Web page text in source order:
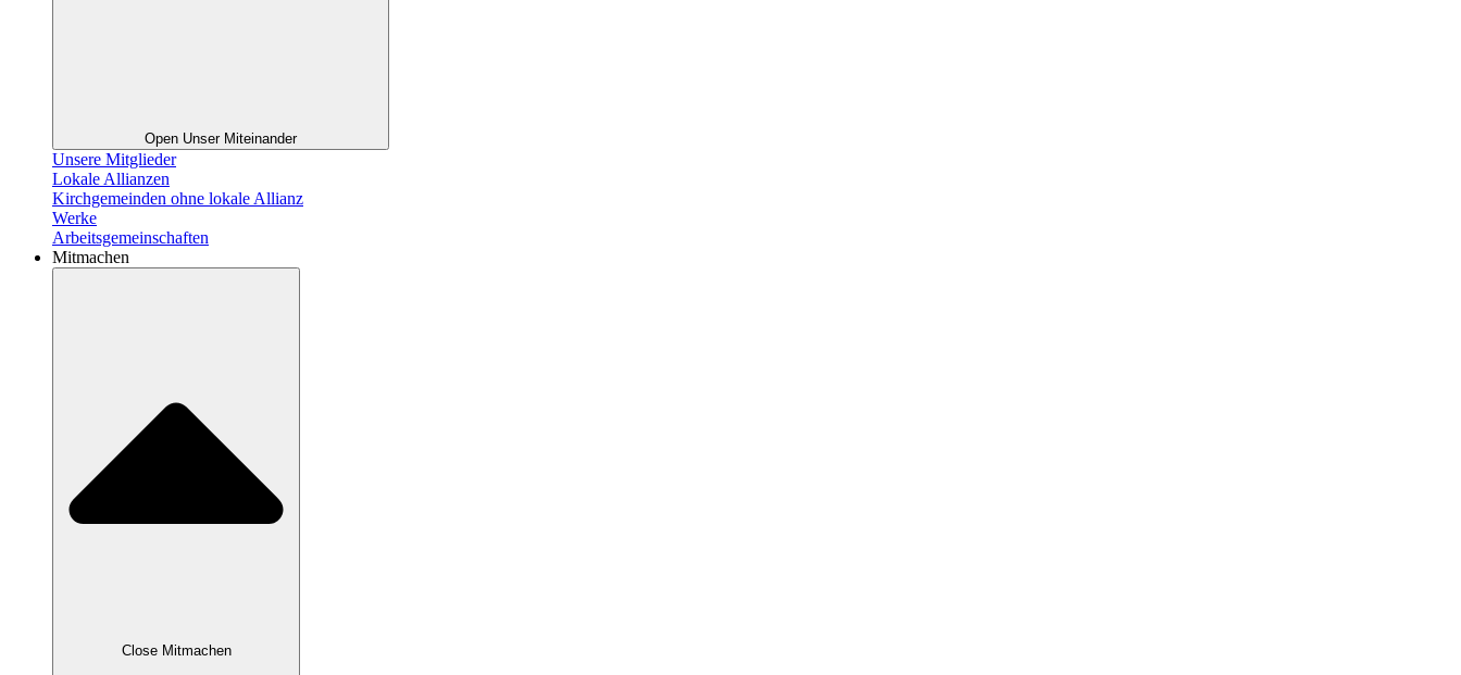
Open Unser Miteinander
Unsere Mitglieder
Lokale Allianzen
Kirchgemeinden ohne lokale Allianz
Werke
Arbeitsgemeinschaften
Mitmachen
Close Mitmachen